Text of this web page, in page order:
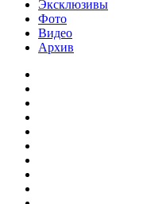
Эксклюзивы
Фото
Видео
Архив